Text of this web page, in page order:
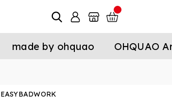
made by ohquao OHQUAO
EASYBADWORK